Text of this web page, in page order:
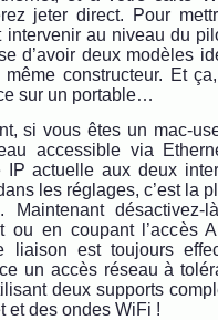
jeter direct. Pour
intervenir au niveau du
d’avoir deux modèles
même constructeur. Et
sur un portable…
si vous êtes un mac-
accessible via
IP actuelle aux deux
les réglages, c’est la
Maintenant désactivez-
ou en coupant l’accès
liaison est toujours
un accès réseau à
deux supports
et des ondes WiFi !